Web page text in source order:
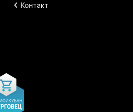
Контакт